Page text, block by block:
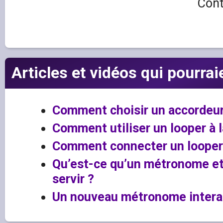
Articles et vidéos qui
Comment choisir un
Comment utiliser un looper à
Comment connecter un
Qu’est-ce qu’un métronome
servir ?
Un nouveau métronome